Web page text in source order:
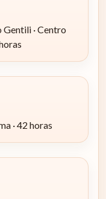
· Centro
· 42 horas